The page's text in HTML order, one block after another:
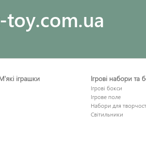
toy.com.ua
іграшки Ігрові набори та
Ігрові бокси
Ігрове поле
Набори для
Світильники